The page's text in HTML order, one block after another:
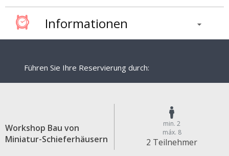
Informationen
Führen Sie Ihre Reservierung durch:
Workshop Bau von
Miniatur-Schieferhäusern
min. 2
máx. 8
2 Teilnehmer